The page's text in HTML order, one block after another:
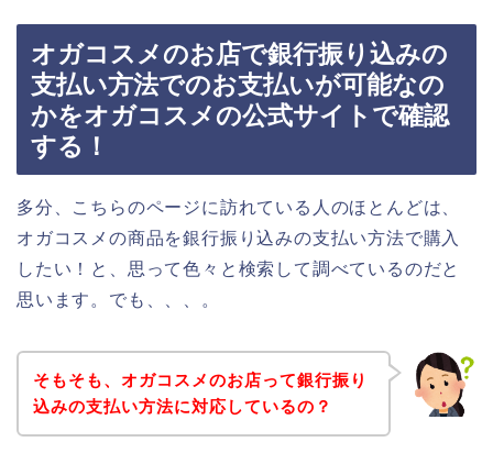
オガコスメのお店で銀行振り込みの
支払い方法でのお支払いが可能なの
かをオガコスメの公式サイトで確認
する！
多分、こちらのページに訪れている人のほとんどは、
オガコスメの商品を銀行振り込みの支払い方法で購入
したい！と、思って色々と検索して調べているのだと
思います。でも、、、。
そもそも、オガコスメのお店って銀行振り
込みの支払い方法に対応しているの？